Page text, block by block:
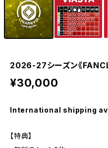
2026-27シーズン《
¥30,000
International shipping
【特典】